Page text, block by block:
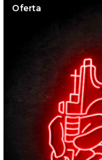
Oferta